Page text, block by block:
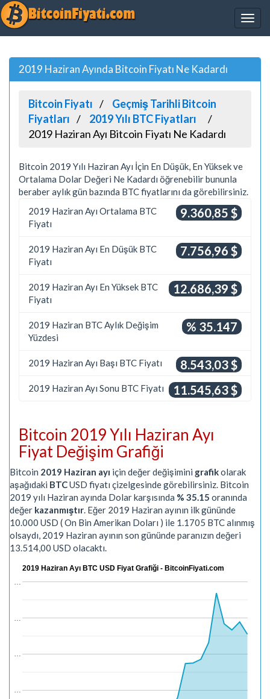
2019 Haziran Ayında Bitcoin Fiyatı Ne Kadardı
Bitcoin Fiyatı
Geçmiş Tarihli Bitcoin
Fiyatları
2019 Yılı BTC Fiyatları
2019 Haziran Ayı Bitcoin Fiyatı Ne Kadardı
Bitcoin 2019 Yılı Haziran Ayı İçin En Düşük, En Yüksek ve
Ortalama Dolar Değeri Ne Kadardı öğrenebilir bununla
beraber aylık gün bazında BTC fiyatlarını da görebilirsiniz.
9.360,85 $
2019 Haziran Ayı Ortalama BTC
Fiyatı
7.756,96 $
2019 Haziran Ayı En Düşük BTC
Fiyatı
12.686,39 $
2019 Haziran Ayı En Yüksek BTC
Fiyatı
% 35.147
2019 Haziran BTC Aylık Değişim
Yüzdesi
8.543,03 $
2019 Haziran Ayı Başı BTC Fiyatı
11.545,63 $
2019 Haziran Ayı Sonu BTC Fiyatı
Bitcoin 2019 Yılı Haziran Ayı
Fiyat Değişim Grafiği
Bitcoin 2019 Haziran ayı için değer değişimini grafikolarak
aşağıdaki BTCUSD fiyatı çizelgesinde görebilirsiniz. Bitcoin
2019 yılı Haziran ayında Dolar karşısında % 35.15 oranında
değer kazanmıştır. Eğer 2019 Haziran ayının ilk gününde
10.000 USD ( On Bin Amerikan Doları ) ile 1.1705 BTC alınmış
olsaydı, 2019 Haziran ayının son gününde paranızın değeri
13.514,00 USD olacaktı.
2019 Haziran Ayı BTC USD Fiyat Grafiği - BitcoinFiyati.com
…
…